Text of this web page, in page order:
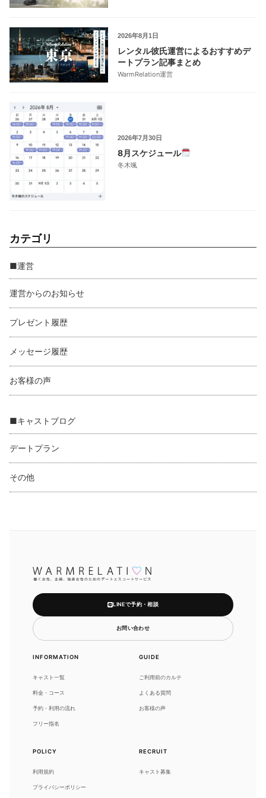
2026年8月1日
レンタル彼氏運営によるおすすめデ
ートプラン記事まとめ
WarmRelation運営
2026年7月30日
8月スケジュール
冬木颯
カテゴリ
■運営
運営からのお知らせ
プレゼント履歴
メッセージ履歴
お客様の声
■キャストブログ
デートプラン
その他
LINEで予約・相談
お問い合わせ
INFORMATION
キャスト一覧
料金・コース
予約・利用の流れ
フリー指名
GUIDE
ご利用前のカルテ
よくある質問
お客様の声
POLICY
利用規約
プライバシーポリシー
RECRUIT
キャスト募集